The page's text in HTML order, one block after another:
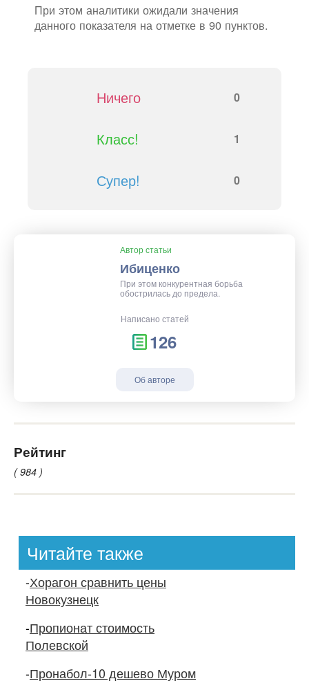
При этом аналитики ожидали значения
данного показателя на отметке в 90 пунктов.
Ничего 0
Класс! 1
Супер! 0
Автор статьи
Ибиценко
При этом конкурентная борьба
обострилась до предела.
Написано статей
126
Об авторе
Рейтинг
( 984 )
Читайте также
-Хорагон сравнить цены
Новокузнецк
-Пропионат стоимость
Полевской
-Пронабол-10 дешево Муром